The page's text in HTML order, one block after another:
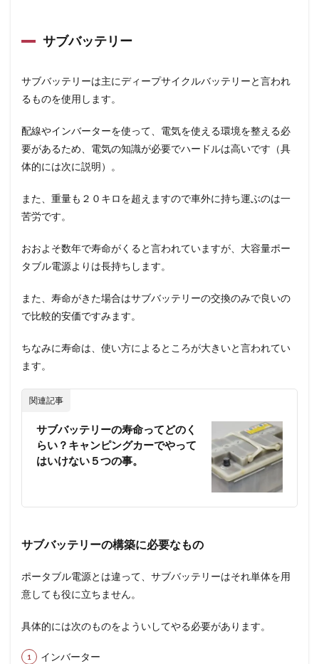
サブバッテリー
サブバッテリーは主にディープサイクルバッテリーと言われ
るものを使用します。
配線やインバーターを使って、電気を使える環境を整える必
要があるため、電気の知識が必要でハードルは高いです（具
体的には次に説明）。
また、重量も２０キロを超えますので車外に持ち運ぶのは一
苦労です。
おおよそ数年で寿命がくると言われていますが、大容量ポー
タブル電源よりは長持ちします。
また、寿命がきた場合はサブバッテリーの交換のみで良いの
で比較的安価ですみます。
ちなみに寿命は、使い方によるところが大きいと言われてい
ます。
関連記事
サブバッテリーの寿命ってどのく
らい？キャンピングカーでやって
はいけない５つの事。
サブバッテリーの構築に必要なもの
ポータブル電源とは違って、サブバッテリーはそれ単体を用
意しても役に立ちません。
具体的には次のものをよういしてやる必要があります。
インバーター